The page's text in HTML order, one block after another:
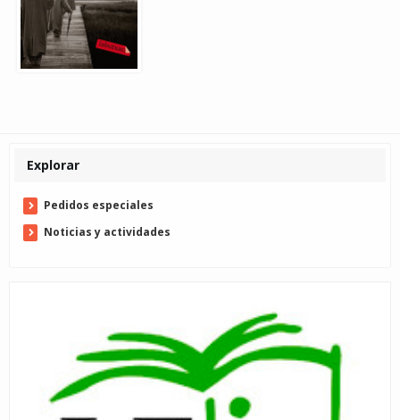
Explorar
Pedidos especiales
Noticias y actividades